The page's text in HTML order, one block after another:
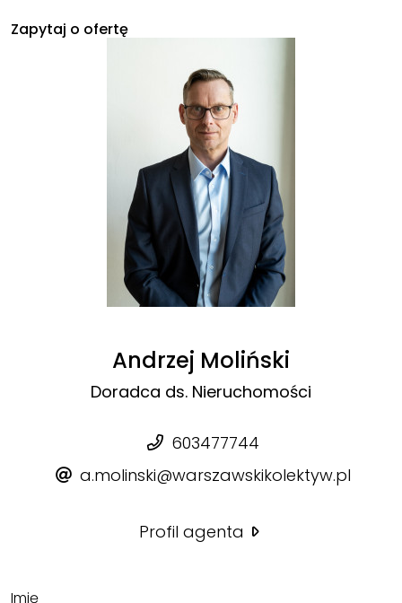
Zapytaj o ofertę
Andrzej Moliński
Doradca ds. Nieruchomości
603477744
a.molinski@warszawskikolektyw.pl
Profil agenta
Imię